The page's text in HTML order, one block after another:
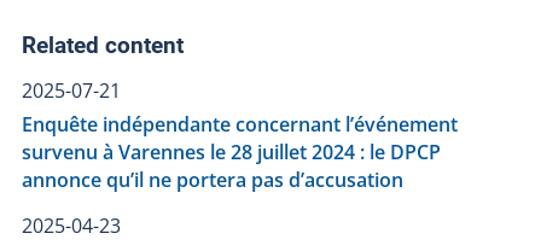
Related content
2025-07-21
Enquête indépendante concernant l’événement
survenu à Varennes le 28 juillet 2024 : le DPCP
annonce qu’il ne portera pas d’accusation
2025-04-23